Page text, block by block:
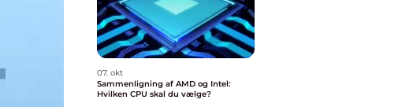
07. okt
Sammenligning af AMD og Intel:
Hvilken CPU skal du vælge?